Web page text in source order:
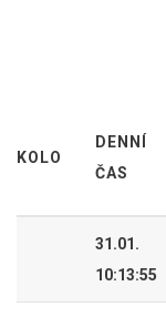
KOLO
DENNÍ
ČAS
31.01.
10:13:55